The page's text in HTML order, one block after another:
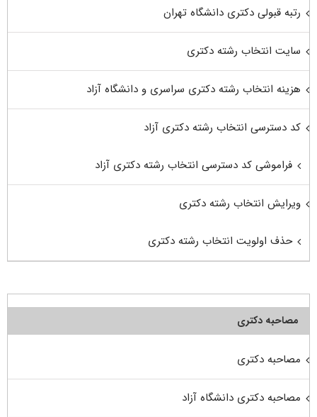
رتبه قبولی دکتری دانشگاه تهران
سایت انتخاب رشته دکتری
هزینه انتخاب رشته دکتری سراسری و دانشگاه آزاد
کد دسترسی انتخاب رشته دکتری آزاد
فراموشی کد دسترسی انتخاب رشته دکتری آزاد
ویرایش انتخاب رشته دکتری
حذف اولویت انتخاب رشته دکتری
مصاحبه دکتری
مصاحبه دکتری
مصاحبه دکتری دانشگاه آزاد